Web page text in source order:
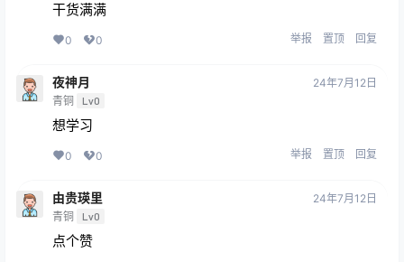
干货满满
0 0 举报 置顶 回复
夜神月
青铜 Lv0
24年7月12日
想学习
0 0 举报 置顶 回复
由贵瑛里
青铜 Lv0
24年7月12日
点个赞